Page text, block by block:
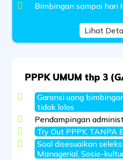
Bimbingan sampai hari
Lihat
PPPK UMUM thp 3
Garansi uang
tidak lolos
Pendampingan
Try Out PPPK TANPA
Soal disesuaikan
Managerial, Sosio-